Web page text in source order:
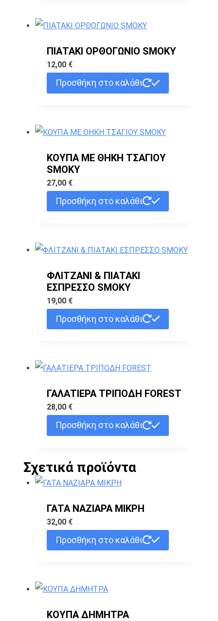
ΠΙΑΤΑΚΙ ΟΡΘΟΓΩΝΙΟ SMOKY
12,00 €
Προσθήκη στο καλάθι
ΚΟΥΠΑ ΜΕ ΘΗΚΗ ΤΣΑΓΙΟΥ
SMOKY
27,00 €
Προσθήκη στο καλάθι
ΦΛΙΤΖΑΝΙ & ΠΙΑΤΑΚΙ
ΕΣΠΡΕΣΣΟ SMOKY
19,00 €
Προσθήκη στο καλάθι
ΓΑΛΑΤΙΕΡΑ ΤΡΙΠΟΔΗ FOREST
28,00 €
Προσθήκη στο καλάθι
Σχετικά προϊόντα
ΓΑΤΑ ΝΑΖΙΑΡΑ ΜΙΚΡΗ
32,00 €
Προσθήκη στο καλάθι
ΚΟΥΠΑ ΔΗΜΗΤΡΑ